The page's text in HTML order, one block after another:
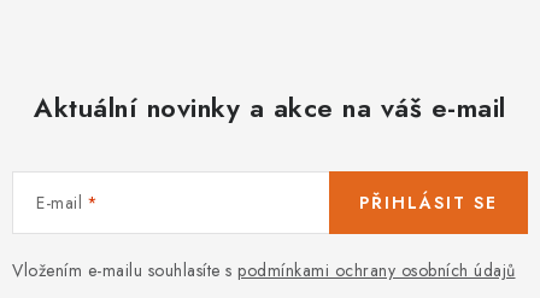
Aktuální novinky a akce na váš e-mail
E-mail
Vložením e-mailu souhlasíte s podmínkami ochrany osobních údajů
PŘIHLÁSIT SE